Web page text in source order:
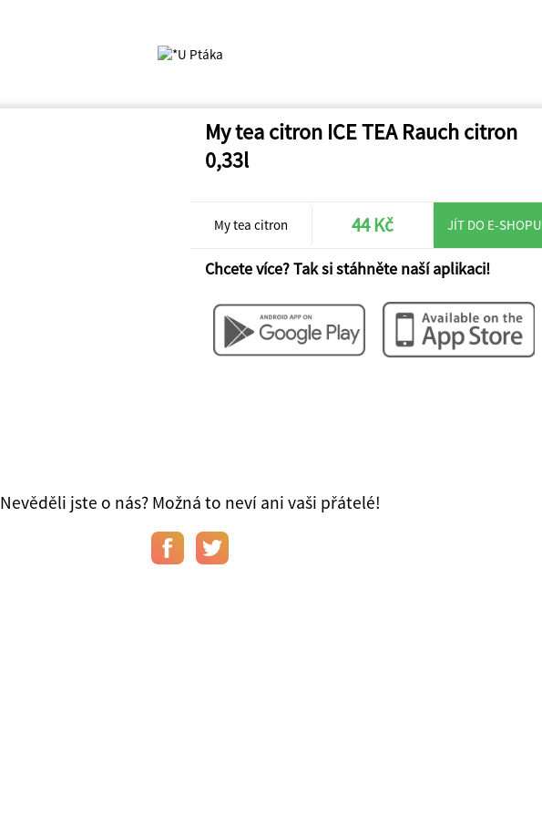
My tea citron ICE TEA Rauch citron
0,33l
My tea citron 44 Kč JÍT DO E-SHOPU
Chcete více? Tak si stáhněte naší aplikaci!
Nevěděli jste o nás? Možná to neví ani vaši přátelé!